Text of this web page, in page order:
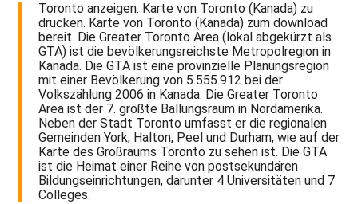
Toronto anzeigen. Karte von Toronto (Kanada) zu
drucken. Karte von Toronto (Kanada) zum download
bereit. Die Greater Toronto Area (lokal abgekürzt als
GTA) ist die bevölkerungsreichste Metropolregion in
Kanada. Die GTA ist eine provinzielle Planungsregion
mit einer Bevölkerung von 5.555.912 bei der
Volkszählung 2006 in Kanada. Die Greater Toronto
Area ist der 7. größte Ballungsraum in Nordamerika.
Neben der Stadt Toronto umfasst er die regionalen
Gemeinden York, Halton, Peel und Durham, wie auf der
Karte des Großraums Toronto zu sehen ist. Die GTA
ist die Heimat einer Reihe von postsekundären
Bildungseinrichtungen, darunter 4 Universitäten und 7
Colleges.